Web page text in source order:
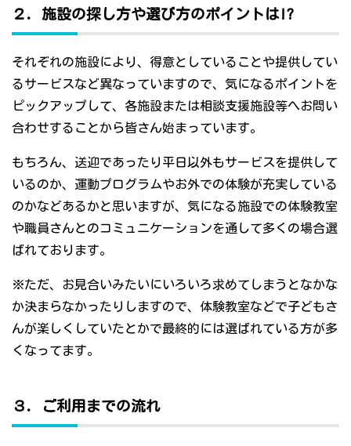
２．施設の探し方や選び方のポイントは!?
それぞれの施設により、得意としていることや提供してい
るサービスなど異なっていますので、気になるポイントを
ピックアップして、各施設または相談支援施設等へお問い
合わせすることから皆さん始まっています。
もちろん、送迎であったり平日以外もサービスを提供して
いるのか、運動プログラムやお外での体験が充実している
のかなどあるかと思いますが、気になる施設での体験教室
や職員さんとのコミュニケーションを通して多くの場合選
ばれております。
※ただ、お見合いみたいにいろいろ求めてしまうとなかな
か決まらなかったりしますので、体験教室などで子どもさ
んが楽しくしていたとかで最終的には選ばれている方が多
くなってます。
３．ご利用までの流れ